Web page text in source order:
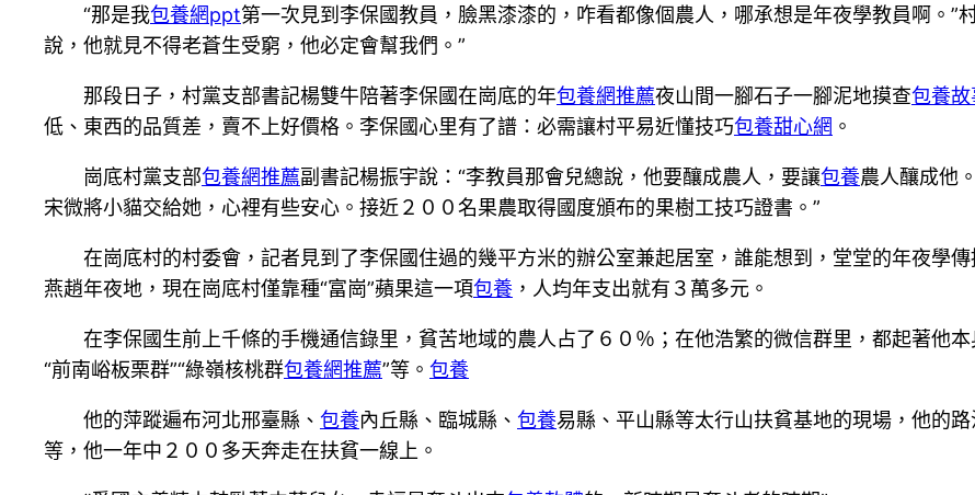
“那是我包養網ppt第一次見到李保國教員，臉黑漆漆的，咋看都像個農人，哪承想是年夜學教員啊。”
說，他就見不得老蒼生受窮，他必定會幫我們。”
那段日子，村黨支部書記楊雙牛陪著李保國在崗底的年包養網推薦夜山間一腳石子一腳泥地摸查包養故
低、東西的品質差，賣不上好價格。李保國心里有了譜：必需讓村平易近懂技巧包養甜心網 。
崗底村黨支部包養網推薦副書記楊振宇說：“李教員那會兒總說，他要釀成農人，要讓包養農人釀成他。
宋微將小貓交給她，心裡有些安心。接近２００名果農取得國度頒布的果樹工技巧證書。”
在崗底村的村委會，記者見到了李保國住過的幾平方米的辦公室兼起居室，誰能想到，堂堂的年夜學
燕趙年夜地，現在崗底村僅靠種“富崗”蘋果這一項包養 ，人均年支出就有３萬多元。
在李保國生前上千條的手機通信錄里，貧苦地域的農人占了６０％；在他浩繁的微信群里，都起著他本
“前南峪板栗群”“綠嶺核桃群包養網推薦”等。 包養
他的萍蹤遍布河北邢臺縣、 包養內丘縣、臨城縣、 包養易縣、平山縣等太行山扶貧基地的現場，他的
等，他一年中２００多天奔走在扶貧一線上。